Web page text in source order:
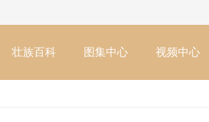
壮族百科 图集中心 视频中心